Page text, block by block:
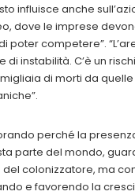
influisce anche
dove le imprese
poter competere”.
di instabilità. C’è un
di morti da
perché la
parte del mondo,
del colonizzatore, ma
e favorendo la